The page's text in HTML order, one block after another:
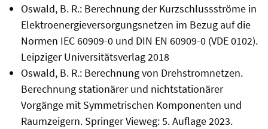
Oswald, B. R.: Berechnung der Kurzschlussströme in
Elektroenergieversorgungsnetzen im Bezug auf die
Normen IEC 60909-0 und DIN EN 60909-0 (VDE 0102).
Leipziger Universitätsverlag 2018
Oswald, B. R.: Berechnung von Drehstromnetzen.
Berechnung stationärer und nichtstationärer
Vorgänge mit Symmetrischen Komponenten und
Raumzeigern. Springer Vieweg: 5. Auflage 2023.